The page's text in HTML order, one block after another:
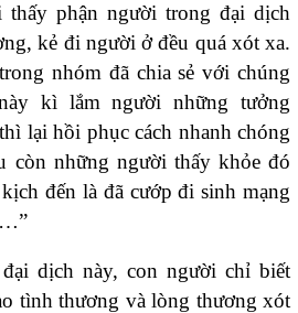
thấy phận người trong đại dịch
kẻ đi người ở đều quá xót xa.
nhóm đã chia sẻ với chúng
kì lắm người những tưởng
lại hồi phục cách nhanh chóng
còn những người thấy khỏe đó
đến là đã cướp đi sinh mạng
dịch này, con người chỉ biết
tình thương và lòng thương xót